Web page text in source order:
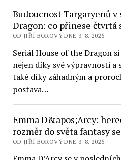
Budoucnost Targaryenů
Dragon: co přinese čtvrtá
OD JIŘÍ BOROVÝ DNE 3. 8. 2026
Seriál House of the Dragon
nejen díky své výpravnosti a
také díky záhadným a
postava…
Emma D&apos;Arcy:
rozměr do světa fantasy
OD JIŘÍ BOROVÝ DNE 3. 8. 2026